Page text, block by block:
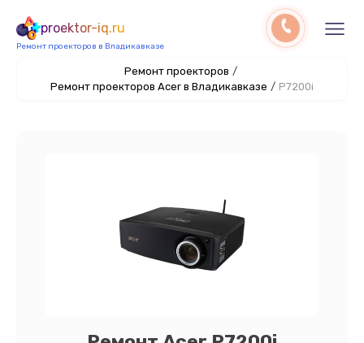
proektor-iq.ru
Ремонт проекторов в Владикавказе
Ремонт проекторов /
Ремонт проекторов Acer в Владикавказе / P7200i